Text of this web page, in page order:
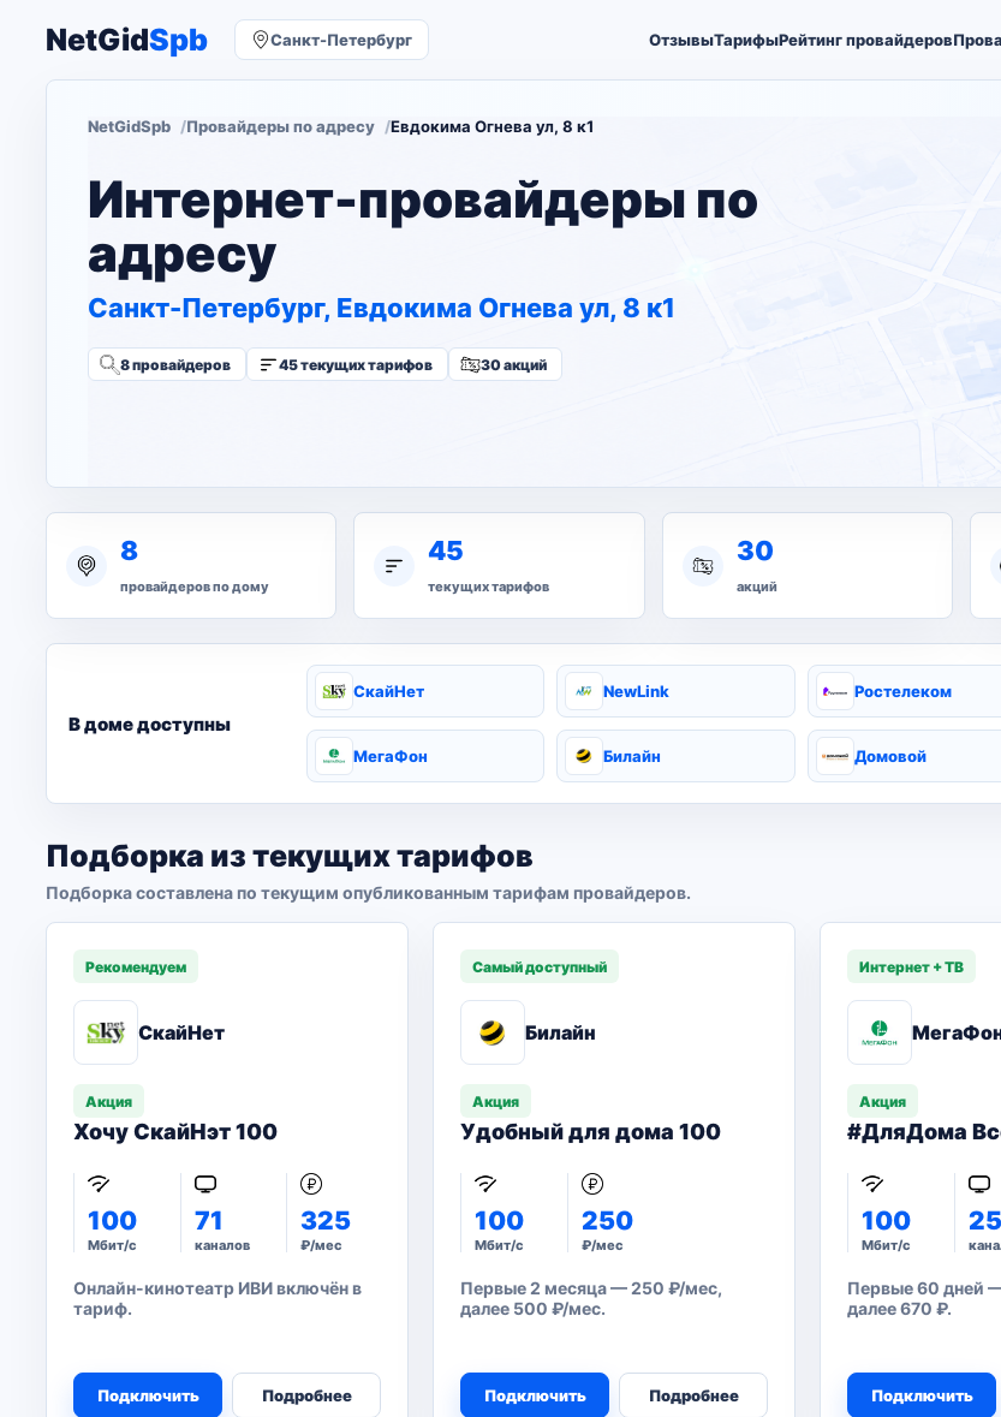
NetGidSpb Санкт-Петербург ОтзывыТарифыРейтинг провайдеров
NetGidSpb Провайдеры по адресу Евдокима Огнева ул, 8 к1
Интернет-провайдеры по
адресу
Санкт-Петербург, Евдокима Огнева ул, 8 к1
8 провайдеров 45 текущих тарифов 30 акций
8
провайдеров по дому
45
текущих тарифов
30
акций
В доме доступны
СкайНет NewLink Ростелеком
МегаФон Билайн Домовой
Подборка из текущих тарифов
Подборка составлена по текущим опубликованным тарифам провайдеров.
Рекомендуем
СкайНет
Акция
Хочу СкайНэт 100
100
Мбит/с
71
каналов
325
₽/мес
Онлайн-кинотеатр ИВИ включён в
тариф.
Подключить Подробнее
Самый доступный
Билайн
Акция
Удобный для дома 100
100
Мбит/с
250
₽/мес
Первые 2 месяца — 250 ₽/мес,
далее 500 ₽/мес.
Подключить Подробнее
Интернет + ТВ
Акция
#ДляДома
100
Мбит/с
Первые 60 дней
далее 670 ₽.
Подключить